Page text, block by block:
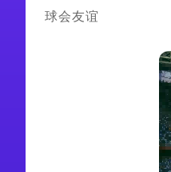
球会友谊